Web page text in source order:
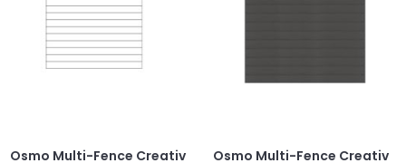
Osmo Multi-Fence Creativ
Osmo Multi-Fence Creativ